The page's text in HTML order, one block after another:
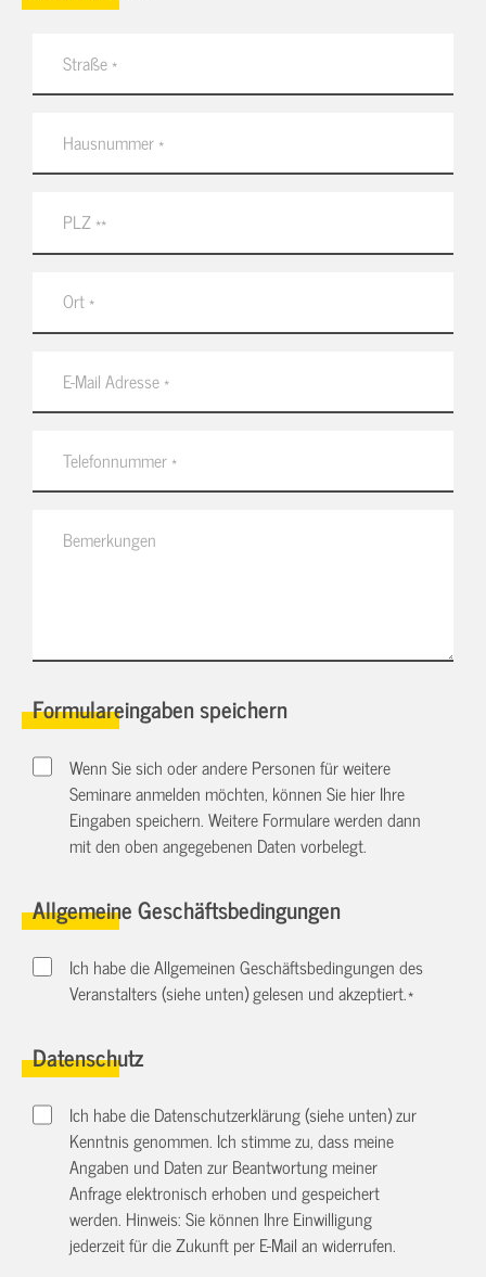
Formulareingaben speichern
Wenn Sie sich oder andere Personen für weitere
Seminare anmelden möchten, können Sie hier Ihre
Eingaben speichern. Weitere Formulare werden dann
mit den oben angegebenen Daten vorbelegt.
Allgemeine Geschäftsbedingungen
Ich habe die Allgemeinen Geschäftsbedingungen des
Veranstalters (siehe unten) gelesen und akzeptiert.*
Datenschutz
Ich habe die Datenschutzerklärung (siehe unten) zur
Kenntnis genommen. Ich stimme zu, dass meine
Angaben und Daten zur Beantwortung meiner
Anfrage elektronisch erhoben und gespeichert
werden. Hinweis: Sie können Ihre Einwilligung
jederzeit für die Zukunft per E-Mail anwiderrufen.